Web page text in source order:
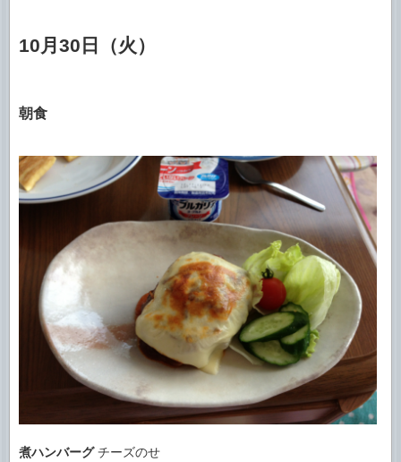
10月30日（火）
朝食
煮ハンバーグチーズのせ